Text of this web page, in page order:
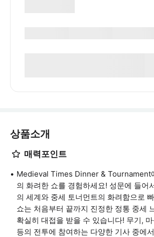
상품소개
매력포인트
Medieval Times Dinner & Tournament
의 화려한 쇼를 경험하세요! 성문에 들어
의 세계와 중세 토너먼트의 화려함으로
쇼는 처음부터 끝까지 진정한 정통 중세
확실히 대접을 받을 수 있습니다! 무기,
등의 전투에 참여하는 다양한 기사 중에